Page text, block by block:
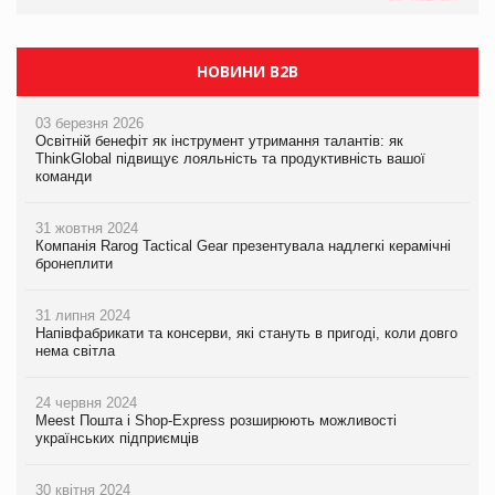
НОВИНИ B2B
03 березня 2026
Освітній бенефіт як інструмент утримання талантів: як
ThinkGlobal підвищує лояльність та продуктивність вашої
команди
31 жовтня 2024
Компанія Rarog Tactical Gear презентувала надлегкі керамічні
бронеплити
31 липня 2024
Напівфабрикати та консерви, які стануть в пригоді, коли довго
нема світла
24 червня 2024
Meest Пошта і Shop-Express розширюють можливості
українських підприємців
30 квітня 2024